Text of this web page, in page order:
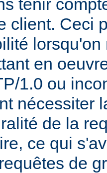
tenir
client. Ceci
en
1.0 ou
nécessiter
de la
ce qui
de